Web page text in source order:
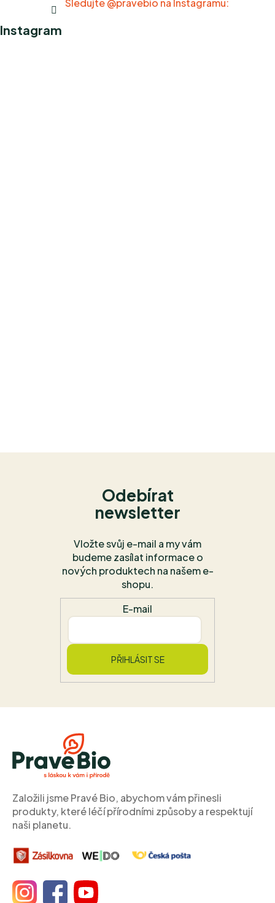
Sledujte @pravebio na Instagramu:
Instagram
Odebírat
newsletter
Vložte svůj e-mail a my vám
budeme zasílat informace o
nových produktech na našem e-
shopu.
E-mail
PŘIHLÁSIT SE
Založili jsme Pravé Bio, abychom vám přinesli
produkty, které léčí přírodními způsoby a respektují
naši planetu.